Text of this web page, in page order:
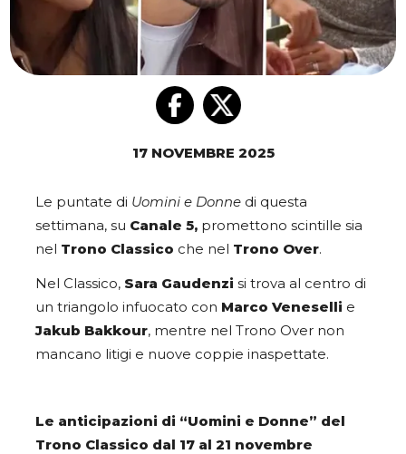
17 NOVEMBRE 2025
Le puntate di Uomini e Donne di questa
settimana, su Canale 5, promettono scintille sia
nel Trono Classico che nel Trono Over.
Nel Classico, Sara Gaudenzi si trova al centro di
un triangolo infuocato con Marco Veneselli e
Jakub Bakkour, mentre nel Trono Over non
mancano litigi e nuove coppie inaspettate.
Le anticipazioni di “Uomini e Donne” del
Trono Classico dal 17 al 21 novembre